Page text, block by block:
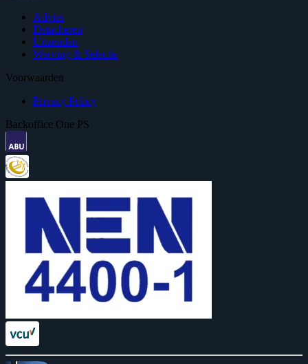
Advies
Detacheren
Uitzenden
Werving & Selectie
Voorwaarden
Privacy Policy
Backoffice One PS